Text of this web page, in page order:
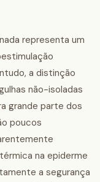
representa um
a distinção
não-isoladas
grande parte dos
poucos
na epiderme
a segurança